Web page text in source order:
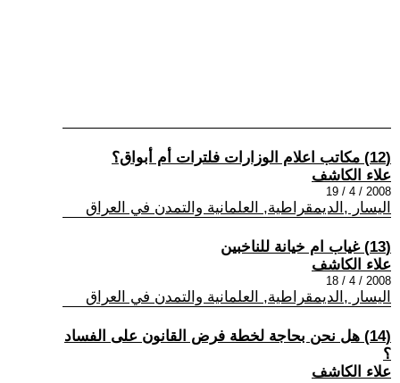
(12) مكاتب اعلام الوزارات فلترات أم أبواق؟
علاء الكاشف
2008 / 4 / 19
اليسار ,الديمقراطية, العلمانية والتمدن في العراق
(13) غياب ام خيانة للناخبين
علاء الكاشف
2008 / 4 / 18
اليسار ,الديمقراطية, العلمانية والتمدن في العراق
(14) هل نحن بحاجة لخطة فرض القانون على الفساد
؟
علاء الكاشف